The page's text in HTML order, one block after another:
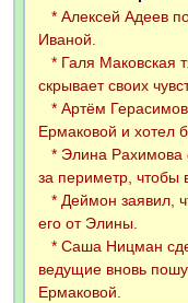
* Алексей Адеев
Иваной.
* Галя Маковская
скрывает своих
* Артём
Ермаковой и хотел
* Элина Рахимова
за периметр, чтобы
* Деймон заявил,
его от Элины.
* Саша Ницман
ведущие вновь
Ермаковой.